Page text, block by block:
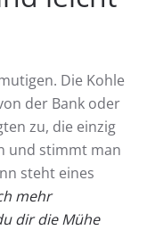
Die Kohle
der Bank oder
zu, die einzig
und stimmt man
steht eines
mehr
dir die Mühe